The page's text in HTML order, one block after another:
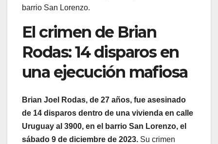
barrio San Lorenzo.
El crimen de Brian
Rodas: 14 disparos en
una ejecución mafiosa
Brian Joel Rodas, de 27 años, fue asesinado
de 14 disparos dentro de una vivienda en calle
Uruguay al 3900, en el barrio San Lorenzo, el
sábado 9 de diciembre de 2023. Su crimen